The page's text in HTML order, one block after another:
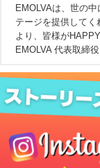
EMOLVAは、世の
テージを提供してく
より、皆様が
EMOLVA 代表取締